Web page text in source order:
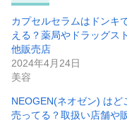
カプセルセラムはドンキ
える？薬局やドラッグス
他販売店
2024年4月24日
美容
NEOGEN(ネオゼン) はど
売ってる？取扱い店舗や